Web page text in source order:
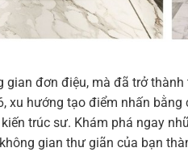
đơn điệu, mà đã trở
hướng tạo điểm nhấn
trúc sư. Khám phá ngay
gian thư giãn của bạn